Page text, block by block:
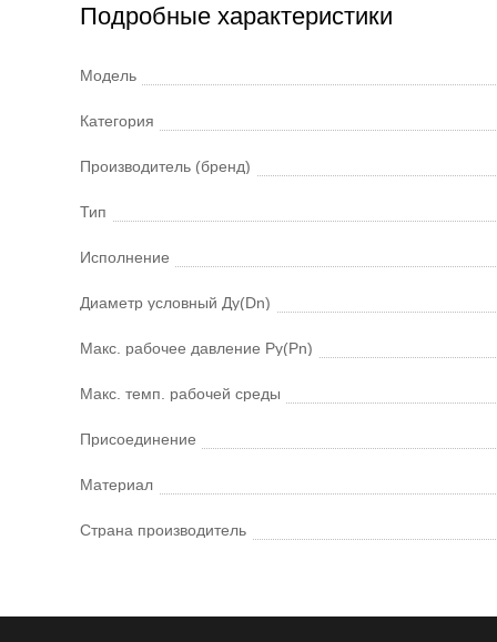
Подробные характеристики
Модель
Категория
Производитель (бренд)
Тип
Исполнение
Диаметр условный Ду(Dn)
Макс. рабочее давление Ру(Pn)
Макс. темп. рабочей среды
Присоединение
Материал
Страна производитель